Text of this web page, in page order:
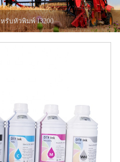
รับหัวพิมพ์ I3200